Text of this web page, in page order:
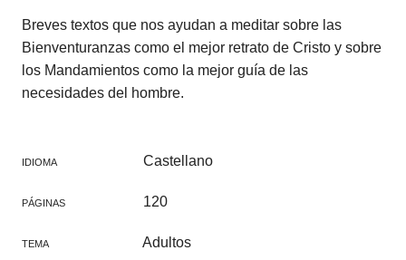
Breves textos que nos ayudan a meditar sobre las
Bienventuranzas como el mejor retrato de Cristo y sobre
los Mandamientos como la mejor guía de las
necesidades del hombre.
IDIOMA Castellano
PÁGINAS 120
TEMA Adultos